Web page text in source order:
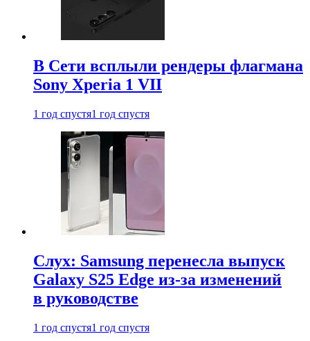
В Сети всплыли рендеры флагмана
Sony Xperia 1 VII
1 год спустя1 год спустя
Слух: Samsung перенесла выпуск
Galaxy S25 Edge из-за изменений
в руководстве
1 год спустя1 год спустя